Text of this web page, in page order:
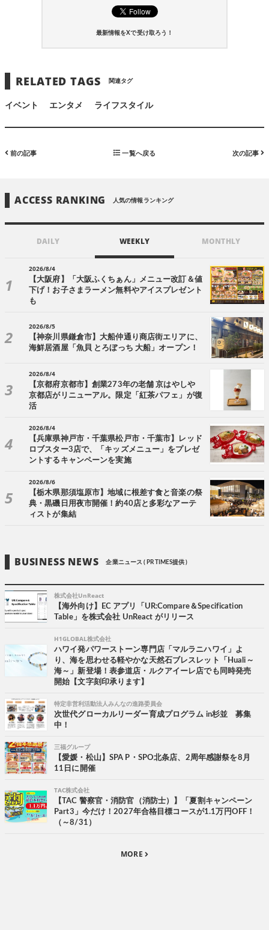
最新情報をXで受け取ろう！
RELATED TAGS 関連タグ
イベント エンタメ ライフスタイル
前の記事 一覧へ戻る 次の記事
ACCESS RANKING 人気の情報ランキング
DAILY WEEKLY MONTHLY
2026/8/4
【大阪府】「大阪ふくちぁん」メニュー改訂＆値
下げ！お子さまラーメン無料やアイスプレゼント
も
2026/8/5
【神奈川県鎌倉市】大船仲通り商店街エリアに、
海鮮居酒屋「魚貝 とろぼっち 大船」オープン！
2026/8/4
【京都府京都市】創業273年の老舗 京はやしや
京都店がリニューアル。限定「紅茶パフェ」が復
活
2026/8/4
【兵庫県神戸市・千葉県松戸市・千葉市】レッド
ロブスター3店で、「キッズメニュー」をプレゼ
ントするキャンペーンを実施
2026/8/6
【栃木県那須塩原市】地域に根差す食と音楽の祭
典・黒磯日用夜市開催！約40店と多彩なアーテ
ィストが集結
BUSINESS NEWS 企業ニュース ( PR TIMES提供 )
株式会社UnReact
【海外向け】EC アプリ「UR:Compare＆Specification
Table」を株式会社 UnReact がリリース
H1GLOBAL株式会社
ハワイ発パワーストーン専門店「マルラニハワイ」よ
り、海を思わせる軽やかな天然石ブレスレット「Huali～
海～」新登場！表参道店・ルクアイーレ店でも同時発売
開始【文字刻印承ります】
特定非営利活動法人みんなの進路委員会
次世代グローカルリーダー育成プログラム in杉並 募集
中！
三福グループ
【愛媛・松山】SPA P・SPO北条店、2周年感謝祭を8月
11日に開催
TAC株式会社
【TAC 警察官・消防官（消防士）】「夏割キャンペーン
Part3」今だけ！2027年合格目標コースが1.1万円OFF！
（～8/31）
MORE